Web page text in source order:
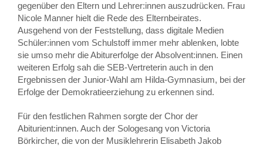
gegenüber den Eltern und Lehrer:innen auszudrücken. Frau
Nicole Manner hielt die Rede des Elternbeirates.
Ausgehend von der Feststellung, dass digitale Medien
Schüler:innen vom Schulstoff immer mehr ablenken, lobte
sie umso mehr die Abiturerfolge der Absolvent:innen. Einen
weiteren Erfolg sah die SEB-Vertreterin auch in den
Ergebnissen der Junior-Wahl am Hilda-Gymnasium, bei der
Erfolge der Demokratieerziehung zu erkennen sind.
Für den festlichen Rahmen sorgte der Chor der
Abiturient:innen. Auch der Sologesang von Victoria
Börkircher, die von der Musiklehrerin Elisabeth Jakob